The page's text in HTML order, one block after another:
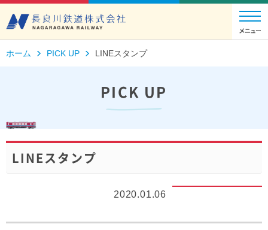
ホーム PICK UP LINEスタンプ
PICK UP
LINEスタンプ
2020.01.06